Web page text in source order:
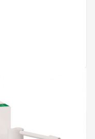
60 ml
- siehe